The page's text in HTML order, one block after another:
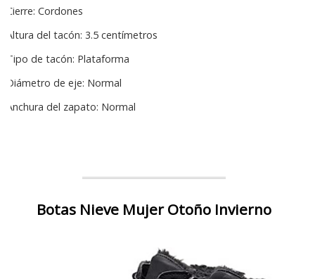
Cierre: Cordones
Altura del tacón: 3.5 centímetros
Tipo de tacón: Plataforma
Diámetro de eje: Normal
Anchura del zapato: Normal
Botas Nieve Mujer Otoño Invierno